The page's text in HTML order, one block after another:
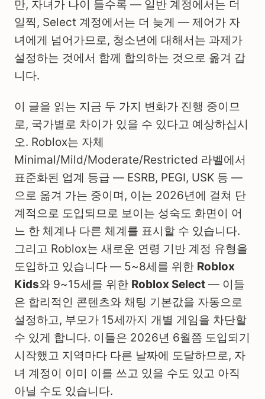
만, 자녀가 나이 들수록 — 일반 계정에서는 더
일찍, Select 계정에서는 더 늦게 — 제어가 자
녀에게 넘어가므로, 청소년에 대해서는 과제가
설정하는 것에서 함께 합의하는 것으로 옮겨 갑
니다.
이 글을 읽는 지금 두 가지 변화가 진행 중이므
로, 국가별로 차이가 있을 수 있다고 예상하십시
오. Roblox는 자체
Minimal/Mild/Moderate/Restricted 라벨에서
표준화된 업계 등급 — ESRB, PEGI, USK 등 —
으로 옮겨 가는 중이며, 이는 2026년에 걸쳐 단
계적으로 도입되므로 보이는 성숙도 화면이 어
느 한 체계나 다른 체계를 표시할 수 있습니다.
그리고 Roblox는 새로운 연령 기반 계정 유형을
도입하고 있습니다 — 5~8세를 위한 Roblox
Kids와 9~15세를 위한 Roblox Select — 이들
은 합리적인 콘텐츠와 채팅 기본값을 자동으로
설정하고, 부모가 15세까지 개별 게임을 차단할
수 있게 합니다. 이들은 2026년 6월쯤 도입되기
시작했고 지역마다 다른 날짜에 도달하므로, 자
녀 계정이 이미 이를 쓰고 있을 수도 있고 아직
아닐 수도 있습니다.